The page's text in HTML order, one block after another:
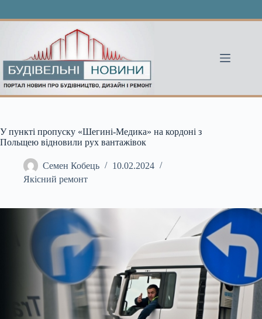
У пункті пропуску «Шегині-Медика» на кордоні з
Польщею відновили рух вантажівок
Семен Кобець
10.02.2024
Якісний ремонт